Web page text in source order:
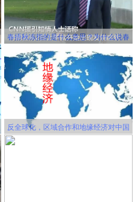
春捂秋冻指的是什么意思？为什么说春
杂病
反全球化，区域合作和地缘经济对中国
更有利！